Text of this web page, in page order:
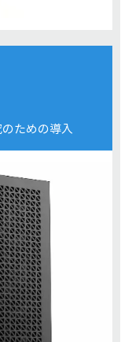
ための導入